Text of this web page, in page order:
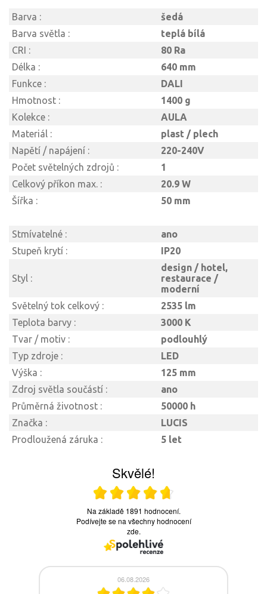
Barva :
šedá
Barva světla :
teplá bílá
CRI :
80 Ra
Délka :
640 mm
Funkce :
DALI
Hmotnost :
1400 g
Kolekce :
AULA
Materiál :
plast / plech
Napětí / napájení :
220-240V
Počet světelných zdrojů :
1
Celkový příkon max. :
20.9 W
Šířka :
50 mm
Stmívatelné :
ano
Stupeň krytí :
IP20
Styl :
design / hotel,
restaurace /
moderní
Světelný tok celkový :
2535 lm
Teplota barvy :
3000 K
Tvar / motiv :
podlouhlý
Typ zdroje :
LED
Výška :
125 mm
Zdroj světla součástí :
ano
Průměrná životnost :
50000 h
Značka :
LUCIS
Prodloužená záruka :
5 let